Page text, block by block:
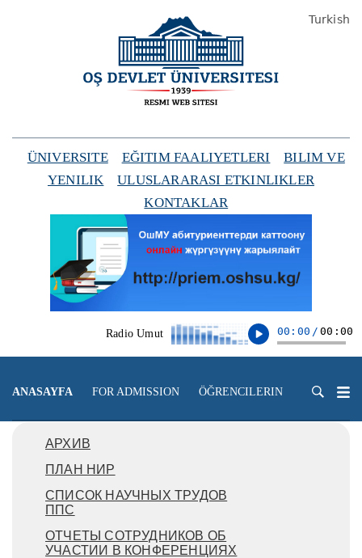
ÜNIVERSITE EĞITIM FAALIYETLERI
BILIM VE
YENILIK
ULUSLARARASI ETKINLIKLER
KONTAKLAR
Radio Umut 00:00 / 00:00
Turkish
ANASAYFA FOR ADMISSION ÖĞRENCILERIN
АРХИВ
ПЛАН НИР
СПИСОК НАУЧНЫХ ТРУДОВ
ППС
ОТЧЕТЫ СОТРУДНИКОВ ОБ
УЧАСТИИ В КОНФЕРЕНЦИЯХ